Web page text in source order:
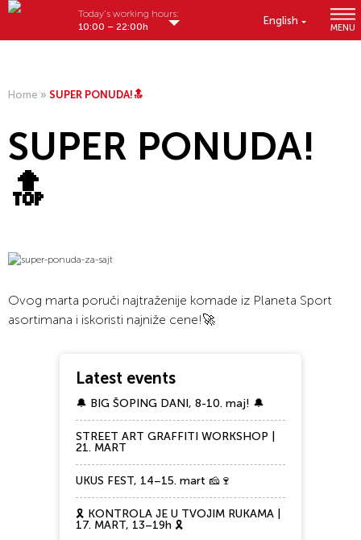
English
MENU
Today's working hours:
10:00 – 22:00h
Home » SUPER PONUDA!🔝
SUPER PONUDA!
🔝
Ovog marta poruči najtraženije komade iz Planeta Sport
asortimana i iskoristi najniže cene!🚀
Latest events
🔔 BIG ŠOPING DANI, 8-10. maj! 🔔
STREET ART GRAFFITI WORKSHOP |
21. MART
UKUS FEST, 14–15. mart 🧀🍷
🎗️ KONTROLA JE U TVOJIM RUKAMA |
17. MART, 13–19h 🎗️